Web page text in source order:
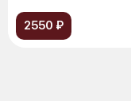
2550 ₽